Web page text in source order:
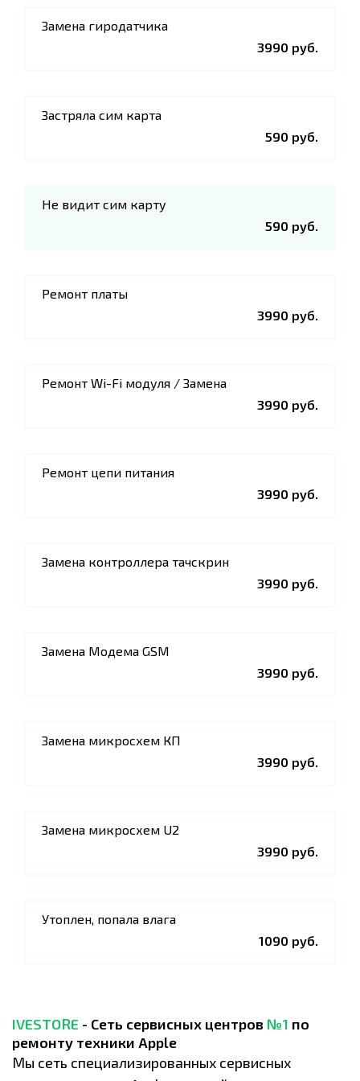
Замена гиродатчика
3990 руб.
Застряла сим карта
590 руб.
Не видит сим карту
590 руб.
Ремонт платы
3990 руб.
Ремонт Wi-Fi модуля / Замена
3990 руб.
Ремонт цепи питания
3990 руб.
Замена контроллера тачскрин
3990 руб.
Замена Модема GSM
3990 руб.
Замена микросхем КП
3990 руб.
Замена микросхем U2
3990 руб.
Утоплен, попала влага
1090 руб.
IVESTORE - Сеть сервисных центров №1 по
ремонту техники Apple
Мы сеть специализированных сервисных